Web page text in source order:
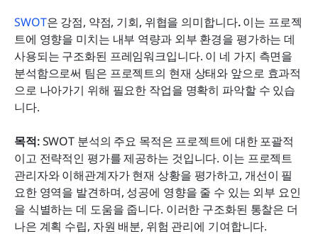
SWOT은 강점, 약점, 기회, 위협을 의미합니다. 이는 프로젝
트에 영향을 미치는 내부 역량과 외부 환경을 평가하는 데
사용되는 구조화된 프레임워크입니다. 이 네 가지 측면을
분석함으로써 팀은 프로젝트의 현재 상태와 앞으로 효과적
으로 나아가기 위해 필요한 작업을 명확히 파악할 수 있습
니다.
목적: SWOT 분석의 주요 목적은 프로젝트에 대한 포괄적
이고 전략적인 평가를 제공하는 것입니다. 이는 프로젝트
관리자와 이해관계자가 현재 상황을 평가하고, 개선이 필
요한 영역을 발견하며, 성공에 영향을 줄 수 있는 외부 요인
을 식별하는 데 도움을 줍니다. 이러한 구조화된 통찰은 더
나은 계획 수립, 자원 배분, 위험 관리에 기여합니다.